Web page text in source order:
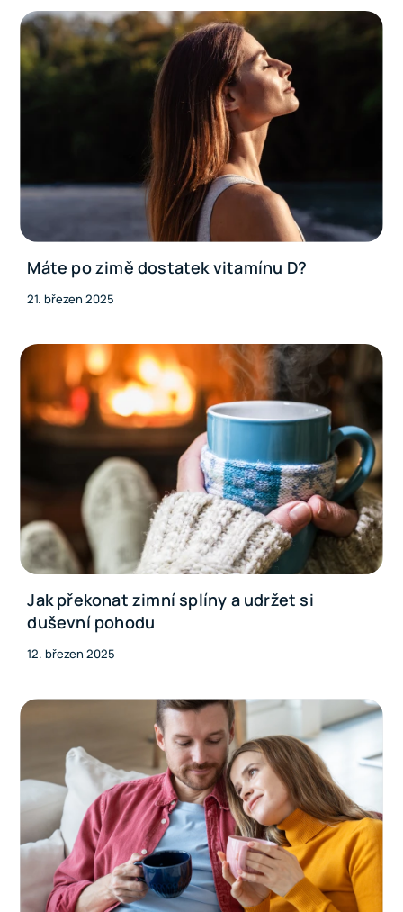
Máte po zimě dostatek vitamínu D?
21. březen 2025
Jak překonat zimní splíny a udržet si
duševní pohodu
12. březen 2025